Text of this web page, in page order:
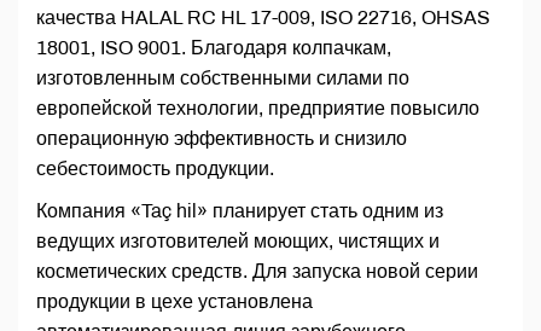
качества HALAL RC HL 17-009, ISO 22716, OHSAS
18001, ISO 9001. Благодаря колпачкам,
изготовленным собственными силами по
европейской технологии, предприятие повысило
операционную эффективность и снизило
себестоимость продукции.
Компания «Taç hil» планирует стать одним из
ведущих изготовителей моющих, чистящих и
косметических средств. Для запуска новой серии
продукции в цехе установлена